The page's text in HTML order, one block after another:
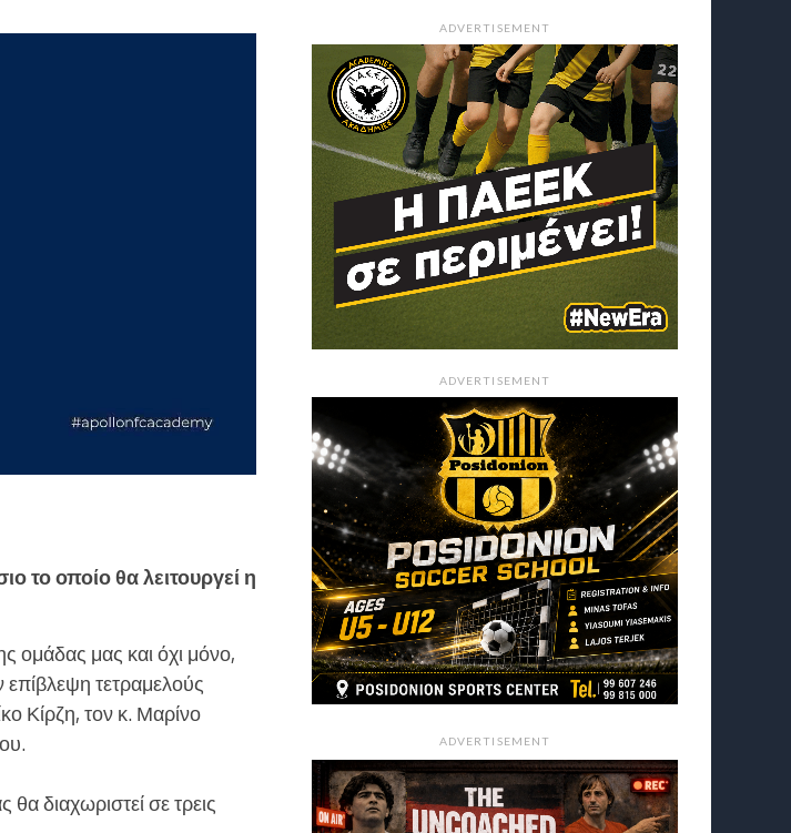
το οποίο θα λειτουργεί η
ομάδας μας και όχι μόνο,
τετραμελούς
Κίρζη, τον κ. Μαρίνο
διαχωριστεί σε τρεις
ADVERTISEMENT
ADVERTISEMENT
ADVERTISEMENT